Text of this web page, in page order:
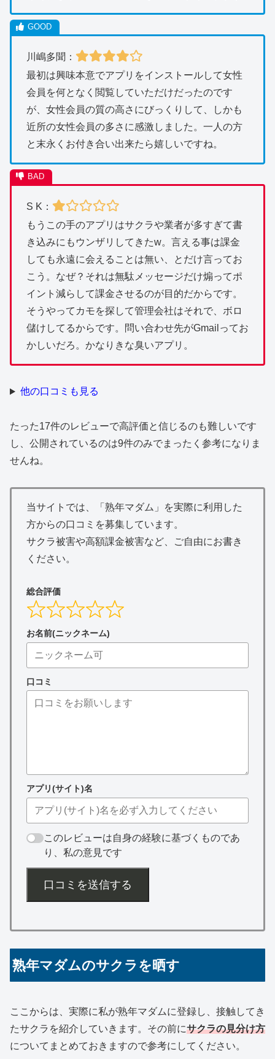
川嶋多聞：
最初は興味本意でアプリをインストールして女性
会員を何となく閲覧していただけだったのです
が、女性会員の質の高さにびっくりして、しかも
近所の女性会員の多さに感激しました。一人の方
と末永くお付き合い出来たら嬉しいですね。
S K：
もうこの手のアプリはサクラや業者が多すぎて書
き込みにもウンザリしてきたw。言える事は課金
しても永遠に会えることは無い、とだけ言ってお
こう。なぜ？それは無駄メッセージだけ煽ってポ
イント減らして課金させるのが目的だからです。
そうやってカモを探して管理会社はそれで、ボロ
儲けしてるからです。問い合わせ先がGmailってお
かしいだろ。かなりきな臭いアプリ。
他の口コミも見る
たった17件のレビューで高評価と信じるのも難しいです
し、公開されているのは9件のみでまったく参考になりま
せんね。
当サイトでは、「熟年マダム」を実際に利用した
方からの口コミを募集しています。
サクラ被害や高額課金被害など、ご自由にお書き
ください。
総合評価
お名前(ニックネーム)
口コミ
アプリ(サイト)名
このレビューは自身の経験に基づくものであ
り、私の意見です
口コミを送信する
熟年マダムのサクラを晒す
ここからは、実際に私が熟年マダムに登録し、接触してき
たサクラを紹介していきます。その前にサクラの見分け方
についてまとめておきますので参考にしてください。